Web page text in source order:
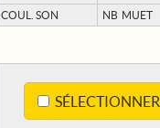
COUL. SON
NB MUET
SÉLECTIONNER